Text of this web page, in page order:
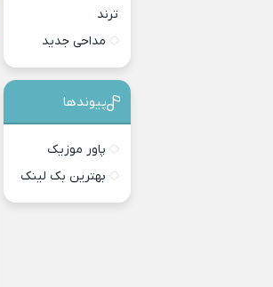
ترند
مداحی جدید
پیوندها
پاور موزیک
بهترین بک لینک